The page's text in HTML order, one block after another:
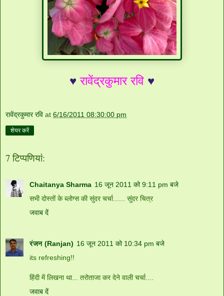
♥ रावेंद्रकुमार रवि ♥
रावेंद्रकुमार रवि at 6/16/2011 08:30:00 pm
शेयर करें
7 टिप्‍पणियां:
Chaitanya Sharma 16 जून 2011 को 9:11 pm बजे
सभी दोस्तों के ब्लोग्स की सुंदर चर्चा...... सुंदर चित्र
जवाब दें
रंजन (Ranjan) 16 जून 2011 को 10:34 pm बजे
its refreshing!!
हिंदी में लिखना था... तरोताजा कर देने वाली चर्चा....
जवाब दें